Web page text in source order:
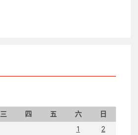
三 四 五 六
日
1
2